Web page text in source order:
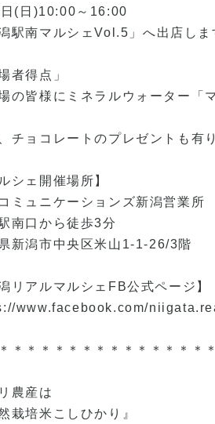
(日)10:00～16:00
潟駅南マルシェVol.5」へ出店しま
者得点」
の皆様にミネラルウォーター「
チョコレートのプレゼントも有
シェ開催場所】
ミュニケーションズ新潟営業所
南口から徒歩3分
新潟市中央区米山1-1-26/3階
潟リアルマルシェFB公式ページ】
www.facebook.com/
＊＊＊＊＊＊＊＊＊＊＊＊＊＊
農産は
栽培米こしひかり』